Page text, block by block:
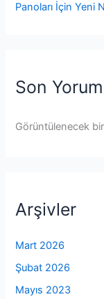
Panoları İçin Yeni
Son
Görüntülenecek
Arşivler
Mart 2026
Şubat 2026
Mayıs 2023